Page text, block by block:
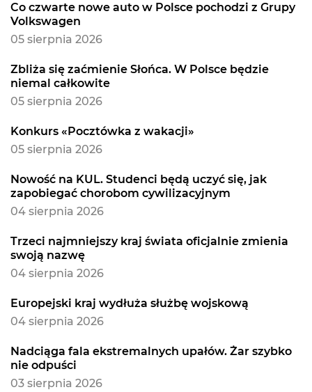
Co czwarte nowe auto w Polsce pochodzi z Grupy
Volkswagen
05 sierpnia 2026
Zbliża się zaćmienie Słońca. W Polsce będzie
niemal całkowite
05 sierpnia 2026
Konkurs «Pocztówka z wakacji»
05 sierpnia 2026
Nowość na KUL. Studenci będą uczyć się, jak
zapobiegać chorobom cywilizacyjnym
04 sierpnia 2026
Trzeci najmniejszy kraj świata oficjalnie zmienia
swoją nazwę
04 sierpnia 2026
Europejski kraj wydłuża służbę wojskową
04 sierpnia 2026
Nadciąga fala ekstremalnych upałów. Żar szybko
nie odpuści
03 sierpnia 2026